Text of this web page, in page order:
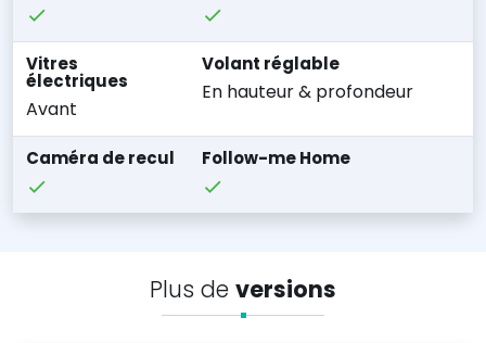
Vitres
électriques
Avant
Volant réglable
En hauteur & profondeur
Caméra de recul Follow-me Home
Plus de versions